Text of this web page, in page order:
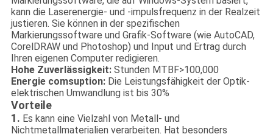
kann die Laserenergie- und -impulsfrequenz in der Realzeit
justieren. Sie können in der spezifischen
Markierungssoftware und Grafik-Software (wie AutoCAD,
CorelDRAW und Photoshop) und Input und Ertrag durch
Ihren eigenen Computer redigieren.
Hohe Zuverlässigkeit:Stunden MTBF>100,000
Energie comsuption:Die Leistungsfähigkeit der Optik-
elektrischen Umwandlung ist bis 30%
Vorteile
1. Es kann eine Vielzahl von Metall- und
Nichtmetallmaterialien verarbeiten. Hat besonders